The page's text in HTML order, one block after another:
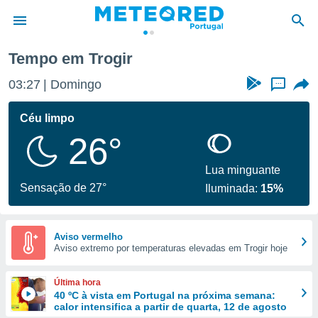
da
foi
fornecidas
a este
das
e
forma
digital
Tempo em Trogir
03:27 Domingo ...
Céu limpo
26°
Sensação de 27°
Lua minguante
Iluminada: 15%
Aviso vermelho
Aviso extremo por temperaturas elevadas em Trogir hoje
Última hora
40 ºC à vista em Portugal na próxima semana:
calor intensifica a partir de quarta, 12 de agosto